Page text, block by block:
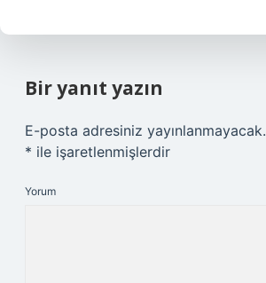
Bir yanıt yazın
E-posta adresiniz yayınlanmayacak.
* ile işaretlenmişlerdir
Yorum